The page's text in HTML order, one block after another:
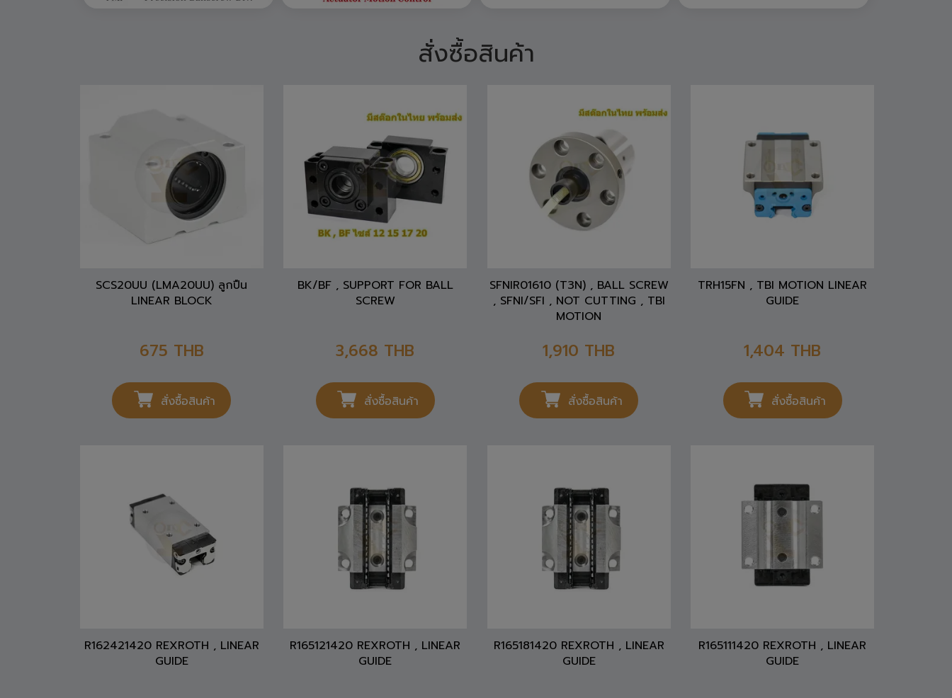
สั่งซื้อสินค้า
SCS20UU (LMA20UU) ลูกปืน
LINEAR BLOCK
675 THB
สั่งซื้อสินค้า
BK/BF , SUPPORT FOR BALL
SCREW
3,668 THB
สั่งซื้อสินค้า
SFNIR01610 (T3N) , BALL SCREW
, SFNI/SFI , NOT CUTTING , TBI
MOTION
1,910 THB
สั่งซื้อสินค้า
TRH15FN , TBI MOTION LINEAR
GUIDE
1,404 THB
สั่งซื้อสินค้า
R162421420 REXROTH , LINEAR
GUIDE
R165121420 REXROTH , LINEAR
GUIDE
R165181420 REXROTH , LINEAR
GUIDE
R165111420 REXROTH , LINEAR
GUIDE